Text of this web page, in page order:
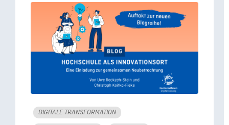
DIGITALE TRANSFORMATION